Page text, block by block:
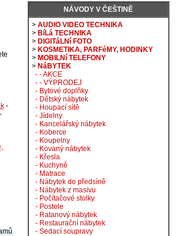
-
NÁVODY V ČEŠTINĚ
> AUDIO VIDEO TECHNIKA
> BíLá TECHNIKA
> DIGITáLNí FOTO
> KOSMETIKA, PARFéMY, HODINKY
> MOBILNí TELEFONY
> NáBYTEK
- - AKCE
- - VÝPRODEJ
- Bytové doplňky
- Dětský nábytek
- Houpací sítě
- Jídelny
- Kancelářský nábytek
- Koberce
- Koupelny
- Kovaný nábytek
- Křesla
- Kuchyně
- Matrace
- Nábytek do předsíně
- Nábytek z masivu
- Počítačové stolky
- Postele
- Ratanový nábytek
- Restaurační nábytek
- Sedací soupravy